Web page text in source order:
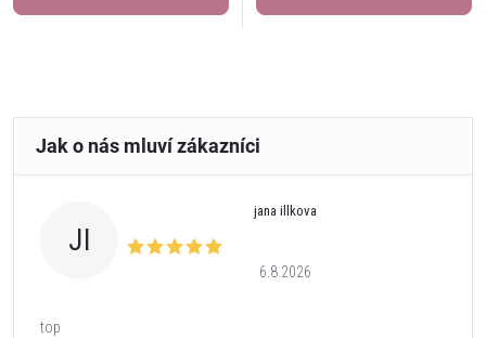
JI
jana illkova
6.8.2026
top